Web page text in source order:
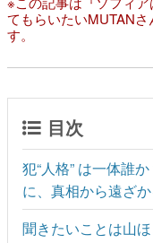
てもらいたいMUTAN
す。
目次
犯“人格” は一体誰
に、真相から遠ざ
聞きたいことは山